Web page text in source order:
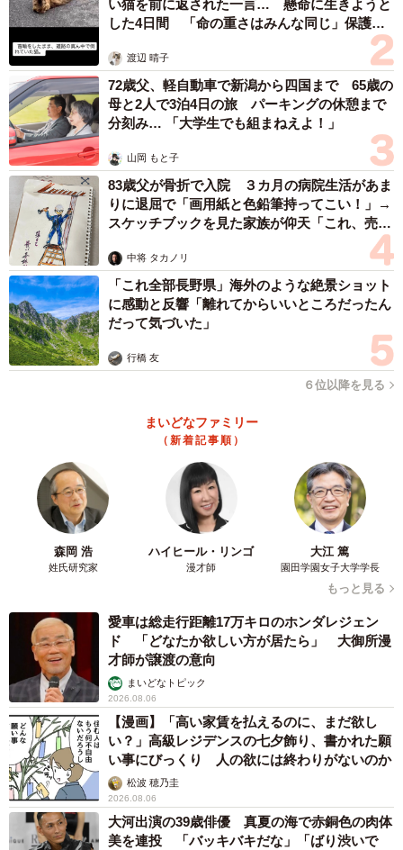
「もうひとつは、そもそも親から譲られた分譲マンション
に住んでいるとか、年収も3000万円とか、生活レベルがひ
とつ上。それくらいだと小学校受験や中学受験も当たり前
のレールで、お母さんはバリキャリ（いわゆるパワーカッ
プル、夫婦ともに高年収）か、夫の収入が格段に高くて実
家の援助も豊富ってパターン」
そんな家庭と肩を並べる暮らしをしようと背伸びをすれ
ば、家計が厳しくなるのは当然といえば当然です。
3/6
い猫を前に返された一言… 懸命に生きようと
した4日間 「命の重さはみんな同じ」保護団
渡辺 晴子
72歳父、軽自動車で新潟から四国まで 65歳の
母と2人で3泊4日の旅 パーキングの休憩まで
分刻み… 「大学生でも組まねえよ！」
山岡 もと子
83歳父が骨折で入院 ３カ月の病院生活があま
りに退屈で「画用紙と色鉛筆持ってこい！」→
スケッチブックを見た家族が仰天「これ、売れ
中将 タカノリ
「これ全部長野県」海外のような絶景ショット
に感動と反響「離れてからいいところだったん
だって気づいた」
行橋 友
６位以降を見る
まいどなファミリー
（新着記事順）
森岡 浩
姓氏研究家
ハイヒール・リンゴ
漫才師
大江 篤
園田学園女子大学学長
もっと見る
愛車は総走行距離17万キロのホンダレジェン
ド 「どなたか欲しい方が居たら」 大御所漫
才師が譲渡の意向
まいどなトピック
2026.08.06
【漫画】「高い家賃を払えるのに、まだ欲し
い？」高級レジデンスの七夕飾り、書かれた願
い事にびっくり 人の欲には終わりがないのか
松波 穂乃圭
2026.08.06
大河出演の39歳俳優 真夏の海で赤銅色の肉体
美を連投 「バッキバキだな」「ばり渋いで